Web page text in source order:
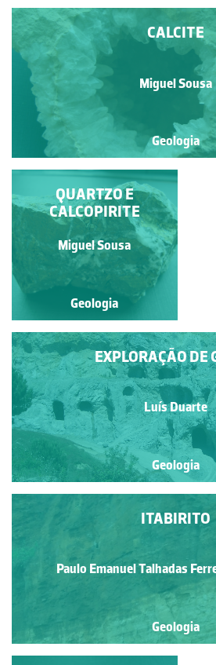
CALCITE
Miguel Sousa
Geologia
CALCITE
Miguel Sousa
Geologia
QUARTZO E
CALCOPIRITE
Miguel Sousa
Geologia
EXPLORAÇÃO DE
Luís Duarte
Geologia
ITABIRITO
Paulo Emanuel Talhadas
Geologia